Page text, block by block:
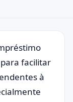
facilitar
à